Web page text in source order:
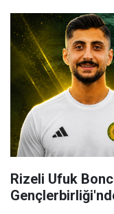
Rizeli Ufuk